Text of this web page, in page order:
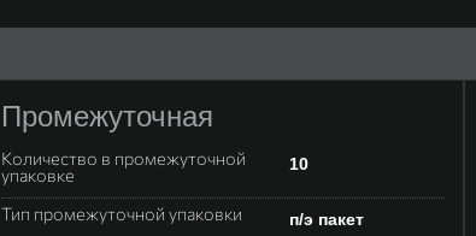
Промежуточная
Количество в промежуточной
упаковке 10
Тип промежуточной упаковки п/э пакет